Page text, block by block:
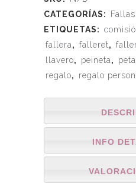
CATEGORÍAS:
Fallas
ETIQUETAS:
fallera, falleret,
llavero, peineta,
regalo, regalo
INFO